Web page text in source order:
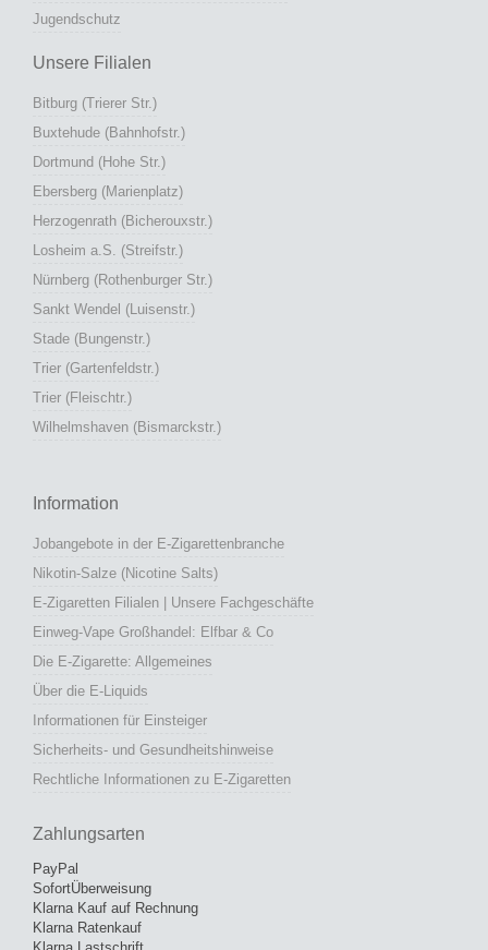
Jugendschutz
Unsere Filialen
Bitburg (Trierer Str.)
Buxtehude (Bahnhofstr.)
Dortmund (Hohe Str.)
Ebersberg (Marienplatz)
Herzogenrath (Bicherouxstr.)
Losheim a.S. (Streifstr.)
Nürnberg (Rothenburger Str.)
Sankt Wendel (Luisenstr.)
Stade (Bungenstr.)
Trier (Gartenfeldstr.)
Trier (Fleischtr.)
Wilhelmshaven (Bismarckstr.)
Information
Jobangebote in der E-Zigarettenbranche
Nikotin-Salze (Nicotine Salts)
E-Zigaretten Filialen | Unsere Fachgeschäfte
Einweg-Vape Großhandel: Elfbar & Co
Die E-Zigarette: Allgemeines
Über die E-Liquids
Informationen für Einsteiger
Sicherheits- und Gesundheitshinweise
Rechtliche Informationen zu E-Zigaretten
Zahlungsarten
PayPal
SofortÜberweisung
Klarna Kauf auf Rechnung
Klarna Ratenkauf